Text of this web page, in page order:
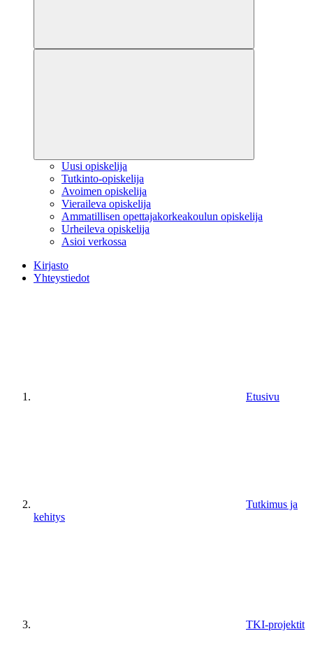
Uusi opiskelija
Tutkinto-opiskelija
Avoimen opiskelija
Vieraileva opiskelija
Ammatillisen opettajakorkeakoulun opiskelija
Urheileva opiskelija
Asioi verkossa
Kirjasto
Yhteystiedot
Etusivu
Tutkimus ja
kehitys
TKI-projektit